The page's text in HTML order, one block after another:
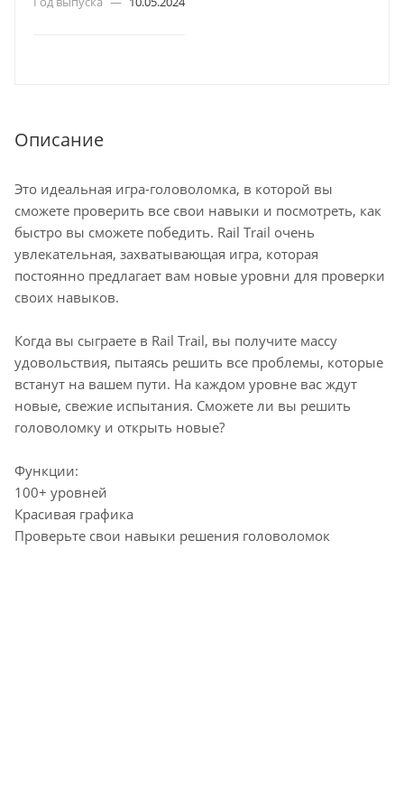
Описание
Это идеальная игра-головоломка, в которой вы
сможете проверить все свои навыки и посмотреть, как
быстро вы сможете победить. Rail Trail очень
увлекательная, захватывающая игра, которая
постоянно предлагает вам новые уровни для проверки
своих навыков.
Когда вы сыграете в Rail Trail, вы получите массу
удовольствия, пытаясь решить все проблемы, которые
встанут на вашем пути. На каждом уровне вас ждут
новые, свежие испытания. Сможете ли вы решить
головоломку и открыть новые?
Функции:
100+ уровней
Красивая графика
Проверьте свои навыки решения головоломок